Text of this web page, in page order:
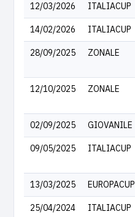
12/03/2026 ITALIACUP
14/02/2026 ITALIACUP
28/09/2025 ZONALE
12/10/2025 ZONALE
02/09/2025 GIOVANILE
09/05/2025 ITALIACUP
13/03/2025 EUROPACUP
25/04/2024 ITALIACUP